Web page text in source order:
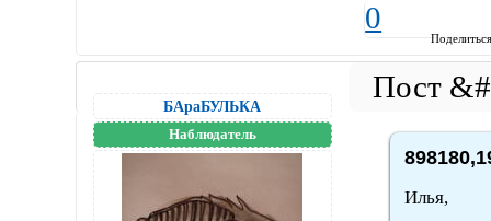
0
БАраБУЛЬКА
Наблюдатель
Илья,